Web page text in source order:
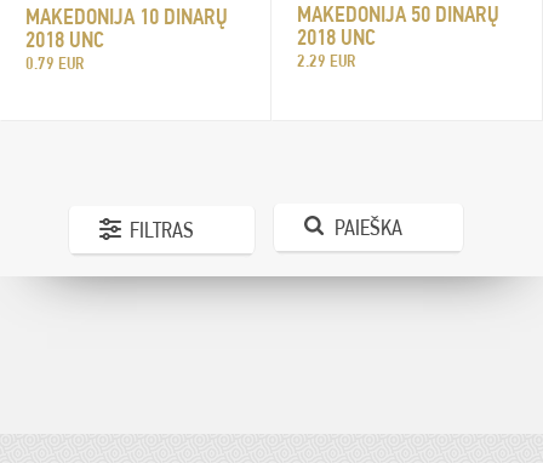
MAKEDONIJA 10 DINARŲ
2018 UNC
0.79 EUR
MAKEDONIJA 50 DINARŲ
2018 UNC
2.29 EUR
FILTRAS PAIEŠKA